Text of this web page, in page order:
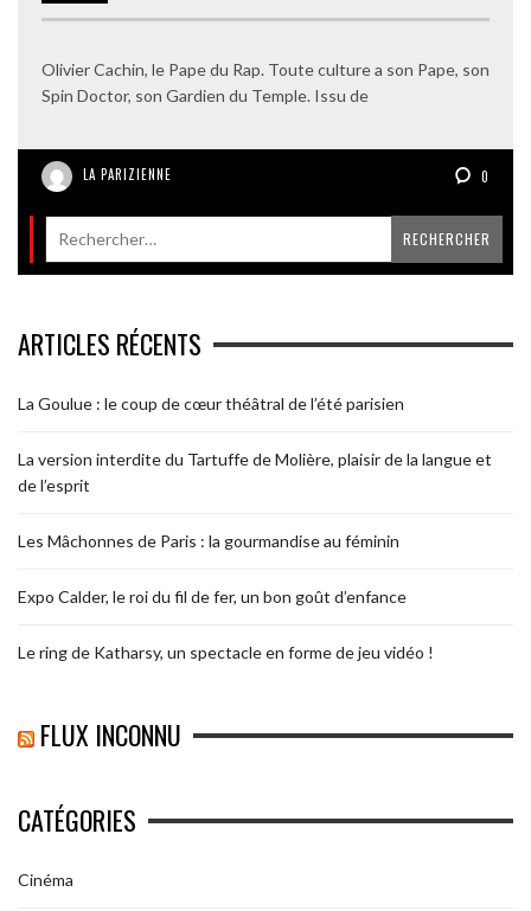
Olivier Cachin, le Pape du Rap. Toute culture a son Pape, son
Spin Doctor, son Gardien du Temple. Issu de
LA PARIZIENNE 0
ARTICLES RÉCENTS
La Goulue : le coup de cœur théâtral de l’été parisien
La version interdite du Tartuffe de Molière, plaisir de la langue et
de l’esprit
Les Mâchonnes de Paris : la gourmandise au féminin
Expo Calder, le roi du fil de fer, un bon goût d’enfance
Le ring de Katharsy, un spectacle en forme de jeu vidéo !
FLUX INCONNU
CATÉGORIES
Cinéma